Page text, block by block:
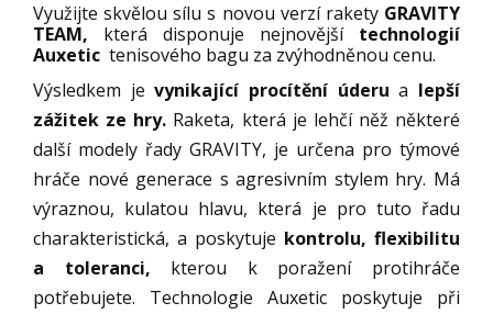
Využijte skvělou sílu s novou verzí rakety GRAVITY
TEAM, která disponuje nejnovější technologií
Auxetic tenisového bagu za zvýhodněnou cenu.
Výsledkem jevynikající procítění úderu a lepší
zážitek ze hry. Raketa, která je lehčí něž některé
další modely řady GRAVITY, je určena pro týmové
hráče nové generace s agresivním stylem hry. Má
výraznou, kulatou hlavu, která je pro tuto řadu
charakteristická, a poskytuje kontrolu, flexibilitu
a toleranci, kterou k poražení protihráče
potřebujete. Technologie Auxetic poskytuje při